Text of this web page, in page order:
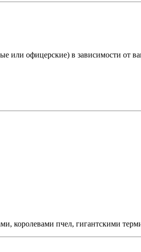
или офицерские) в зависимости от
королевами пчел, гигантскими